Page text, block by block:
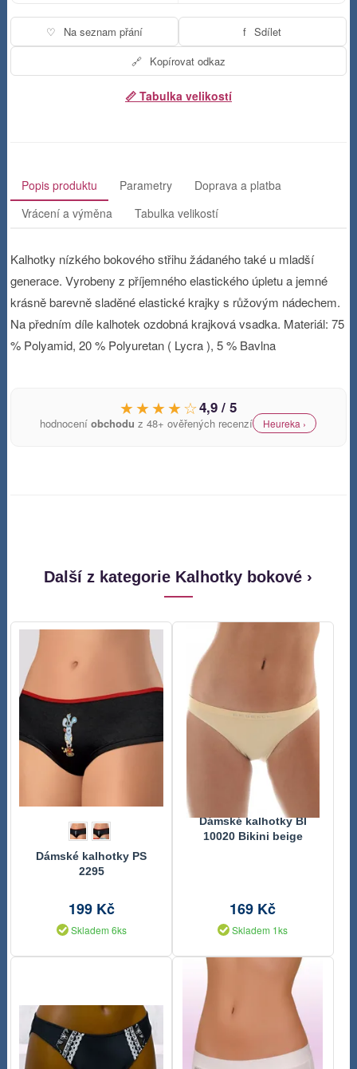
♡ Na seznam přání f Sdílet
🔗 Kopírovat odkaz
📏 Tabulka velikostí
Popis produktu Parametry
Doprava a platba
Vrácení a výměna
Tabulka velikostí
Kalhotky nízkého bokového střihu žádaného také u mladší
generace. Vyrobeny z příjemného elastického úpletu a jemné
krásně barevně sladěné elastické krajky s růžovým nádechem.
Na předním díle kalhotek ozdobná krajková vsadka. Materiál: 75
% Polyamid, 20 % Polyuretan ( Lycra ), 5 % Bavlna
★★★★☆4,9 / 5
hodnoceníobchodu z 48+ ověřených recenzí Heureka ›
Další z kategorie Kalhotky bokové ›
Dámské kalhotky PS
2295
199 Kč
Skladem 6ks
Dámské kalhotky BI
10020 Bikini beige
169 Kč
Skladem 1ks